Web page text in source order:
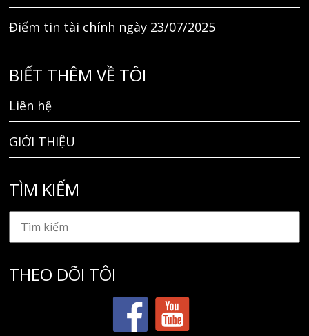
Điểm tin tài chính ngày 23/07/2025
BIẾT THÊM VỀ TÔI
Liên hệ
GIỚI THIỆU
TÌM KIẾM
THEO DÕI TÔI